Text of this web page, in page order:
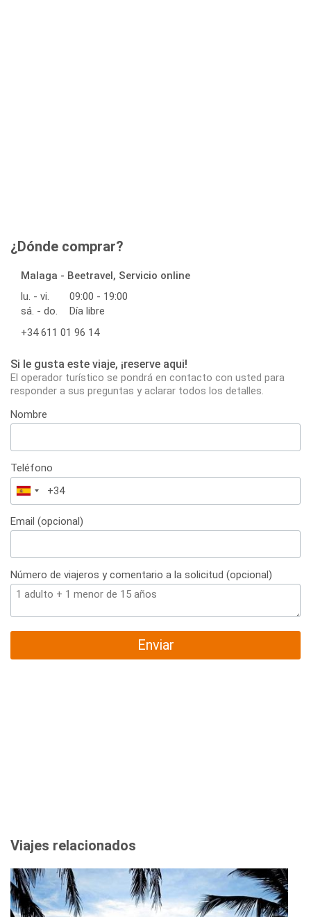
¿Dónde comprar?
Malaga - Beetravel, Servicio online
lu. - vi.
09:00 - 19:00
sá. - do.
Día libre
+34 611 01 96 14
Si le gusta este viaje, ¡reserve aqui!
El operador turístico se pondrá en contacto con usted para
responder a sus preguntas y aclarar todos los detalles.
Nombre
Teléfono
España
+34
Email (opcional)
Número de viajeros y comentario a la solicitud (opcional)
Enviar
Viajes relacionados